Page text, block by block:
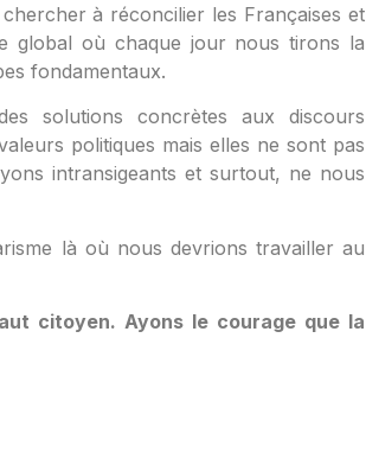
à réconcilier les Françaises et
global où chaque jour nous tirons la
fondamentaux.
solutions concrètes aux discours
politiques mais elles ne sont pas
intransigeants et surtout, ne nous
là où nous devrions travailler au
citoyen. Ayons le courage que la